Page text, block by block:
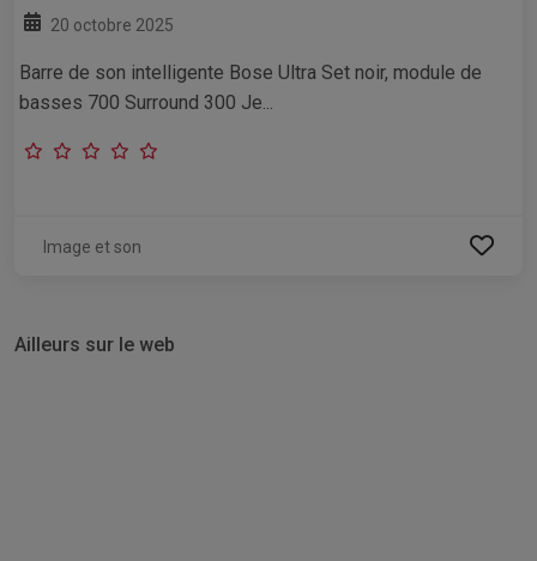
20 octobre 2025
Barre de son intelligente Bose Ultra Set noir, module de
basses 700 Surround 300 Je...
Image et son
Ailleurs sur le web